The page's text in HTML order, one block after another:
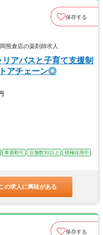
保存する
熊倉店の薬剤師求人
アパスと子育て支援制
アチェーン◎
車通勤可 店舗数30以上
積極採用中
の求人に興味がある
保存する